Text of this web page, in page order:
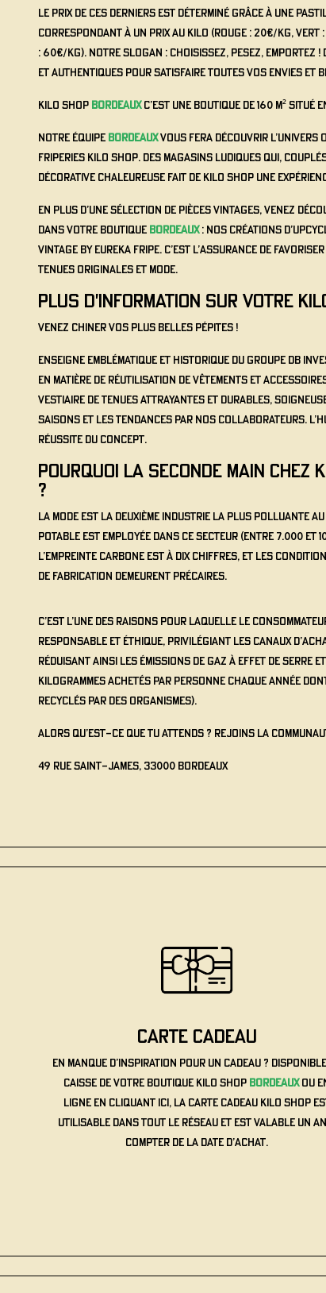
Le prix de ces derniers est déterminé grâce à une
correspondant à un prix au kilo (Rouge : 20€/kg, Vert
: 60€/kg). Notre slogan : Choisissez, Pesez, Emportez
et authentiques pour satisfaire toutes vos envies et
Kilo Shop Bordeauxc’est une boutique de 160 m²
Notre équipe Bordeauxvous fera découvrir l’univers
friperies Kilo Shop. Des magasins ludiques qui,
décorative chaleureuse fait de Kilo Shop une
En plus d’une sélection de pièces vintages, venez
dans votre boutique Bordeaux: nos créations
Vintage by Eureka Fripe. C’est l’assurance de
tenues originales et mode.
PLUS D'INFORMATION SUR VOTRE
Venez chiner vos plus belles pépites !
Enseigne emblématique et historique du groupe DB
en matière de réutilisation de vêtements et
vestiaire de tenues attrayantes et durables,
saisons et les tendances par nos collaborateurs.
réussite du concept.
POURQUOI LA SECONDE MAIN
?
La mode est la deuxième industrie la plus polluante au
potable est employée dans ce secteur (entre 7.000 et
l’empreinte carbone est à dix chiffres, et les
de fabrication demeurent précaires.
C’est l’une des raisons pour laquelle le
responsable et éthique, privilégiant les canaux
Réduisant ainsi les émissions de gaz à effet de serre
kilogrammes achetés par personne chaque année
recyclés par des organismes).
Alors qu’est-ce que tu attends ? Rejoins la
49 Rue Saint-James, 33000 Bordeaux
carte cadeau
En manque d’inspiration pour un cadeau ?
caisse de votre boutique Kilo Shop Bordeauxou
ligne en cliquant ici, la carte cadeau Kilo Shop
utilisable dans tout le réseau et est valable un
compter de la date d’achat.